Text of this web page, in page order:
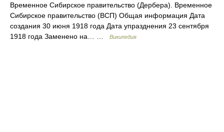
Временное Сибирское правительство (Дербера). Временное
Сибирское правительство (ВСП) Общая информация Дата
создания 30 июня 1918 года Дата упразднения 23 сентября
1918 года Заменено на… …
Википедия